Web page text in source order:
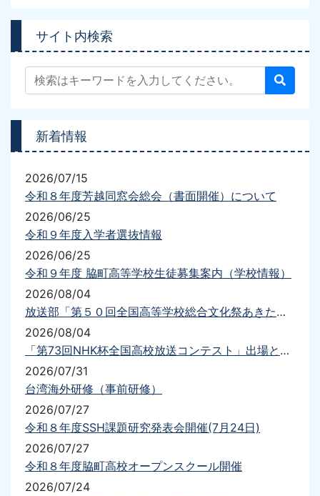
サイト内検索
新着情報
2026/07/15
令和８年度芳越同窓会総会（書面開催）について
2026/06/25
令和９年度入学者選抜情報
2026/06/25
令和９年度 脇町高等学校生徒募集案内（学校情報）
2026/08/04
放送部「第５０回全国高等学校総合文化祭あきた総文2026放送部門」出場について
2026/08/04
「第73回NHK杯全国高校放送コンテスト」出場と結果について
2026/07/31
台湾海外研修（事前研修）
2026/07/27
令和８年度SSH課題研究発表会開催(7月24日)
2026/07/27
令和８年度脇町高校オープンスクール開催
2026/07/24